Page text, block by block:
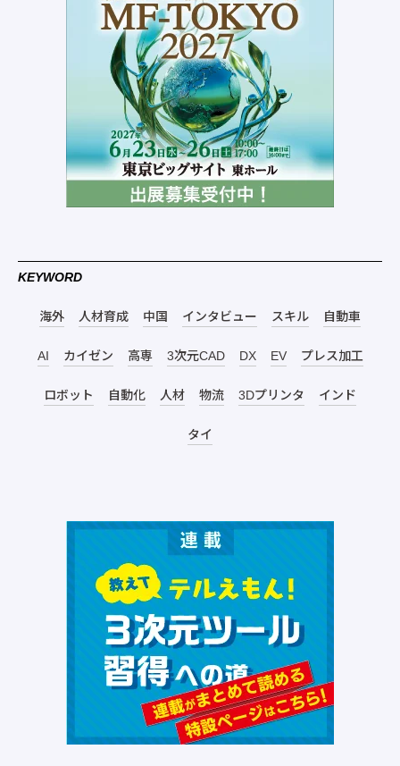
KEYWORD
海外 人材育成 中国 インタビュー スキル 自動車
AI カイゼン 高専 3次元CAD DX EV プレス加工
ロボット 自動化 人材 物流 3Dプリンタ インド
タイ